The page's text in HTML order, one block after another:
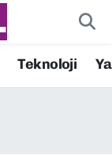
Teknoloji